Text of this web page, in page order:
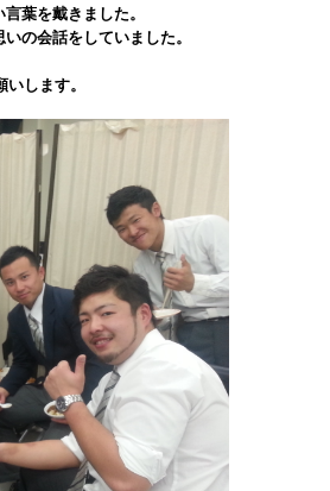
葉を戴きました。
の会話をしていました。
します。